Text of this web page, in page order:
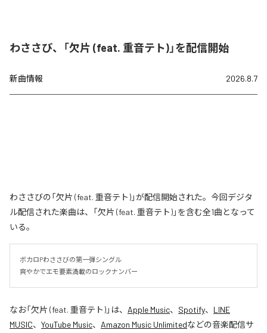
わささび、「欠片 (feat. 重音テト)」を配信開始
新曲情報 2026.8.7
わささびの「欠片 (feat. 重音テト)」が配信開始された。今回デジタ
ル配信された楽曲は、「欠片 (feat. 重音テト)」を含む全1曲となって
いる。
ボカロPわささびの第一弾シングル
爽やかでエモ要素満載のロックナンバー
なお「欠片 (feat. 重音テト)」は、 Apple Music、 Spotify、 LINE
MUSIC、 YouTube Music、 Amazon Music Unlimitedなどの音楽配信サ